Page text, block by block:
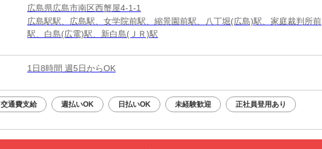
広島県広島市南区西蟹屋4-1-1
広島駅駅、広島駅、女学院前駅、縮景園前駅、八丁堀(広島)駅、家庭裁判所前
駅、白島(広電)駅、新白島(ＪＲ)駅
1日8時間 週5日からOK
交通費支給 週払いOK 日払いOK 未経験歓迎 正社員登用あり